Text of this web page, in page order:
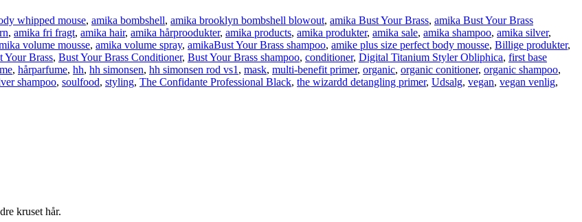
whipped mouse, amika bombshell, amika brooklyn bombshell blowout, amika Bust Your Brass, amika Bust Your Brass
, amika fri fragt, amika hair, amika hårproodukter, amika products, amika produkter, amika sale, amika shampoo, amika silver,
volume mousse, amika volume spray, amikaBust Your Brass shampoo, amike plus size perfect body mousse, Billige produkter,
Your Brass, Bust Your Brass Conditioner, Bust Your Brass shampoo, conditioner, Digital Titanium Styler Obliphica, first base
, hårparfume, hh, hh simonsen, hh simonsen rod vs1, mask, multi-benefit primer, organic, organic conitioner, organic shampoo,
shampoo, soulfood, styling, The Confidante Professional Black, the wizardd detangling primer, Udsalg, vegan, vegan venlig,
kruset hår.